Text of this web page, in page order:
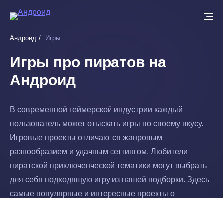
основному
Андроид Игры
Игры про пиратов на
Андроид
В современной геймерской индустрии каждый
пользователь может отыскать игры по своему вкусу.
Игровые проекты отличаются жанровым
разнообразием и удачным сеттингом. Любители
пиратской приключенческой тематики могут выбрать
для себя подходящую игру из нашей подборки. Здесь
самые популярные и интересные проекты о